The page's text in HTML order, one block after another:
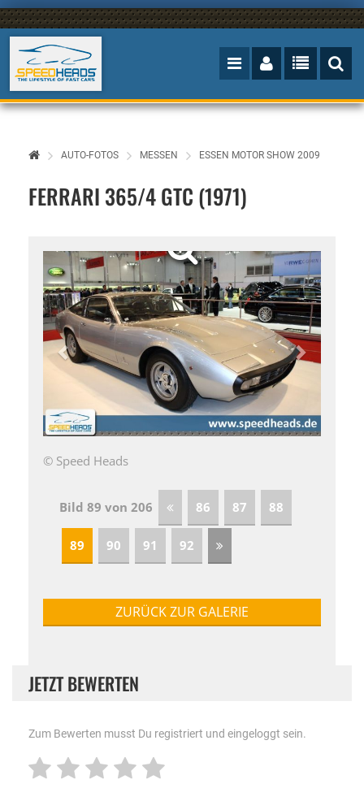
AUTO-FOTOS MESSEN ESSEN MOTOR SHOW 2009
FERRARI 365/4 GTC (1971)
© Speed Heads
Bild 89 von 206 86 87 88
89 90 91 92
ZURÜCK ZUR GALERIE
JETZT BEWERTEN
Zum Bewerten musst Du registriert und eingeloggt sein.